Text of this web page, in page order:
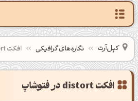
کپل‌آرت نگاره‌های گرافیکی افکت distort در فتوشاپ
افکت distort در فتوشاپ